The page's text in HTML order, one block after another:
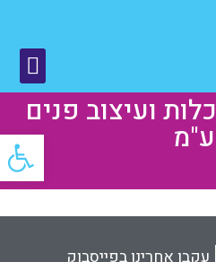
ועיצוב פנים
עקבו אחרינו בפייסבוק